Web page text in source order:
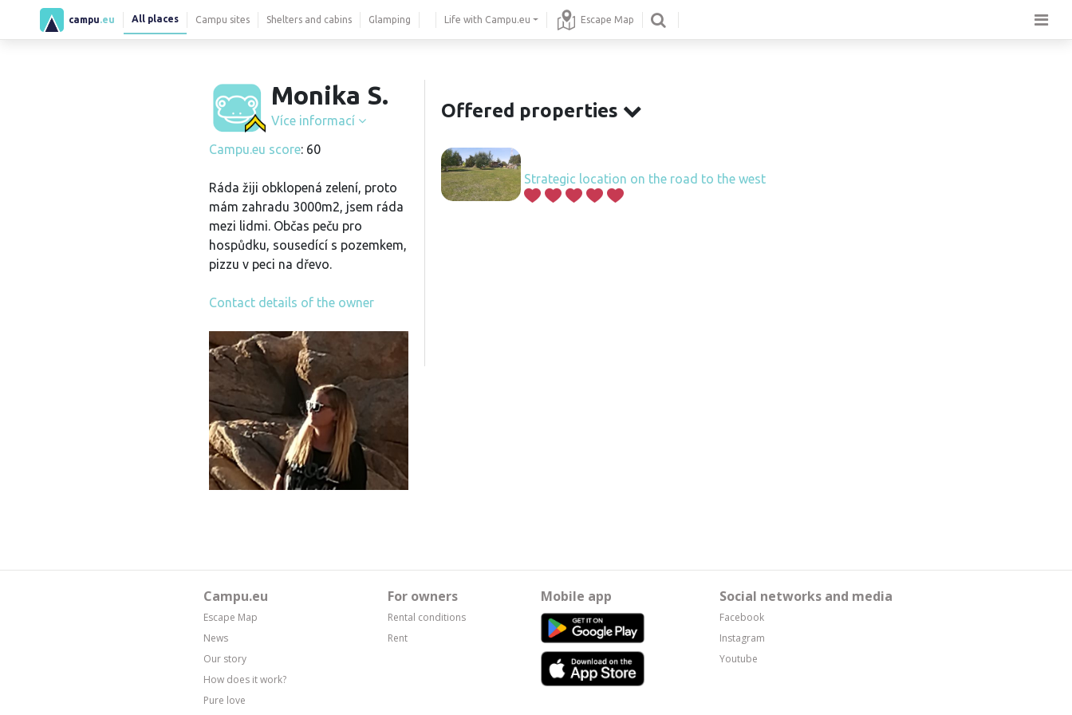
campu .eu All places Campu sites Shelters and cabins Glamping Life with Campu.eu Escape Map
Monika S.
Více informací
Campu.eu score: 60
Ráda žiji obklopená zelení, proto
mám zahradu 3000m2, jsem ráda
mezi lidmi. Občas peču pro
hospůdku, sousedící s pozemkem,
pizzu v peci na dřevo.
Contact details of the owner
Offered properties
Strategic location on the road to the west
Campu.eu
Escape Map
News
Our story
How does it work?
Pure love
For owners
Rental conditions
Rent
Mobile app Social networks and media
Facebook
Instagram
Youtube